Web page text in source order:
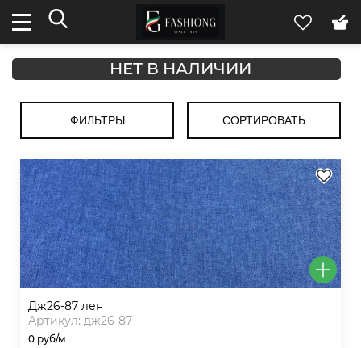
НЕТ В НАЛИЧИИ
ФИЛЬТРЫ СОРТИРОВАТЬ
дж26-87 лен
Артикул: дж26-87
0 руб/м